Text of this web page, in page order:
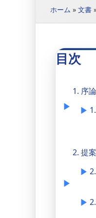
ホーム » 文書
目次
1. 序論
2. 提